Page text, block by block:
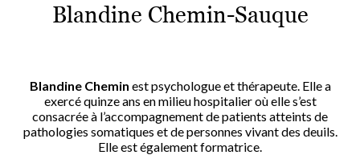
Blandine Chemin-Sauque
Blandine Chemin est psychologue et thérapeute. Elle a
exercé quinze ans en milieu hospitalier où elle s’est
consacrée à l’accompagnement de patients atteints de
pathologies somatiques et de personnes vivant des deuils.
Elle est également formatrice.